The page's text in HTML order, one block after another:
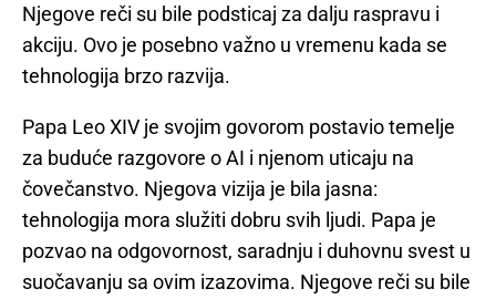
Njegove reči su bile podsticaj za dalju raspravu i
akciju. Ovo je posebno važno u vremenu kada se
tehnologija brzo razvija.
Papa Leo XIV je svojim govorom postavio temelje
za buduće razgovore o AI i njenom uticaju na
čovečanstvo. Njegova vizija je bila jasna:
tehnologija mora služiti dobru svih ljudi. Papa je
pozvao na odgovornost, saradnju i duhovnu svest u
suočavanju sa ovim izazovima. Njegove reči su bile